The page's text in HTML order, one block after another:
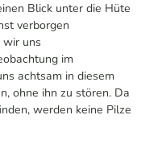
Blick unter die Hüte
verborgen
wir uns
im
achtsam in diesem
ohne ihn zu stören. Da
werden keine Pilze